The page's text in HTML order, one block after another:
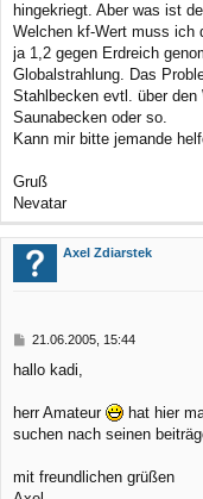
hingekriegt. Aber was ist
Welchen kf-Wert muss ich
ja 1,2 gegen Erdreich
Globalstrahlung. Das
Stahlbecken evtl. über den
Saunabecken oder so.
Kann mir bitte jemande
Gruß
Nevatar
Axel Zdiarstek
B
i
r
21.06.2005, 15:44
hallo kadi,
herr Amateur
hat hier
suchen nach seinen
mit freundlichen grüßen